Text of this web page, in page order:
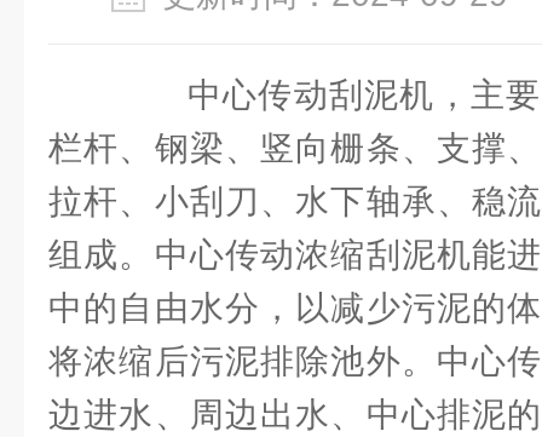
中心传动刮泥机，主要
栏杆、钢梁、竖向栅条、支撑
拉杆、小刮刀、水下轴承、稳
组成。中心传动浓缩刮泥机能
中的自由水分，以减少污泥的
将浓缩后污泥排除池外。中心
边进水、周边出水、中心排泥